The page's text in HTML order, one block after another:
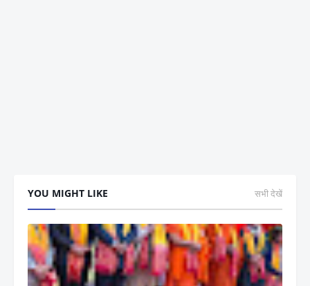
YOU MIGHT LIKE सभी देखें